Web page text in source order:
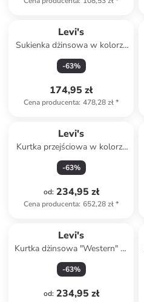
Levi's
Sukienka dżinsowa w kolorze
błękitnym
-63%
174,95 zł
Cena producenta: 478,28 zł*
Levi's
Kurtka przejściowa w kolorze
granatowym
-63%
od: 234,95 zł
Cena producenta: 652,28 zł*
Levi's
Kurtka dżinsowa "Western" w
kolorze jasnobrązowym
-63%
od: 234,95 zł